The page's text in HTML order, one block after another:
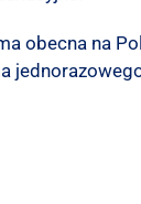
obecna na